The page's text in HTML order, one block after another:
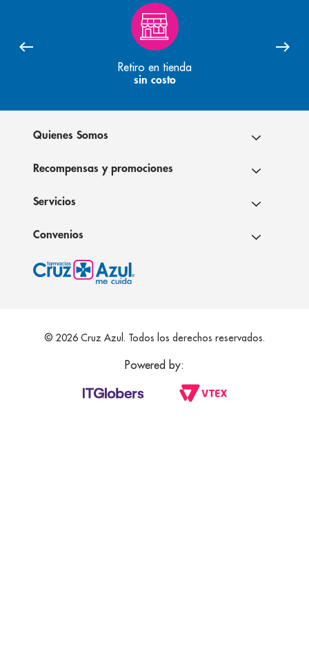
Retiro en tienda
sin costo
Quienes Somos
Recompensas y promociones
Servicios
Convenios
© 2026 Cruz Azul. Todos los derechos reservados.
Powered by: